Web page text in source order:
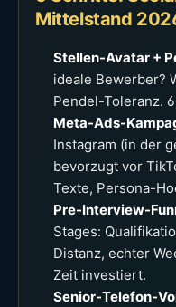
Mittelstand
Stellen-Avatar +
ideale Bewerber?
Pendel-Toleranz.
Meta-Ads-
Instagram (in der
bevorzugt vor
Texte, Persona-
Pre-Interview-
Stages:
Distanz, echter
Zeit investiert.
Senior-Telefon-